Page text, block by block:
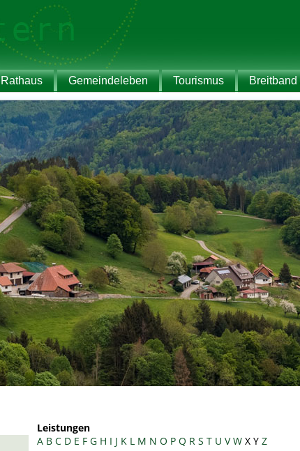
Rathaus Gemeindeleben Tourismus Breitband
Leistungen
A B C D E F G H I J K L M N O P Q R S T U V W X Y Z